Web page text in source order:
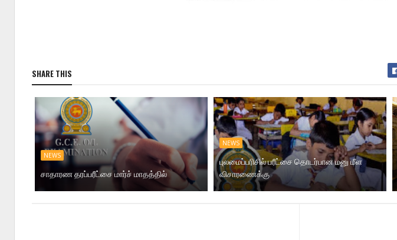
SHARE THIS
NEWS
சாதாரண தரப்பரீட்சை மார்ச் மாதத்தில்
NEWS
புலமைப்பரிசில் பரீட்சை தொடர்பான மனு மீள
விசாரணைக்கு